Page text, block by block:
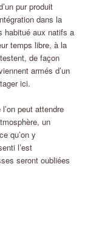
pur produit
dans la
habitué aux natifs a
temps libre, à la
de façon
armés d’un
ici.
peut attendre
un
qu’on y
l’est
seront oubliées